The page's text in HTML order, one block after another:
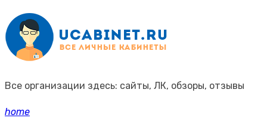
Промотать
к
содержимому
Все организации здесь: сайты, ЛК, обзоры, отзывы
home